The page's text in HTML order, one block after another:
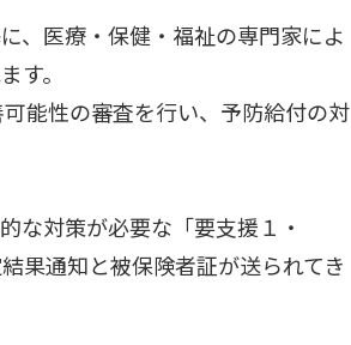
、医療・保健・福祉の専門家によ
す。
能性の審査を行い、予防給付の対
な対策が必要な「要支援１・
果通知と被保険者証が送られてき